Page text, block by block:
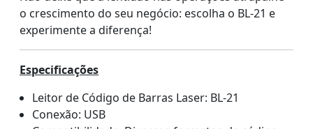
o crescimento do seu negócio: escolha o BL-21 e
experimente a diferença!
Especificações
Leitor de Código de Barras Laser: BL-21
Conexão: USB